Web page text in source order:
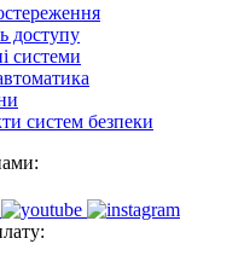
доступу
системи
систем безпеки